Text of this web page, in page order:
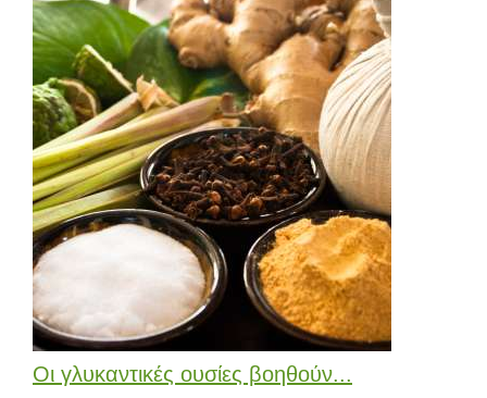
Οι γλυκαντικές ουσίες βοηθούν...